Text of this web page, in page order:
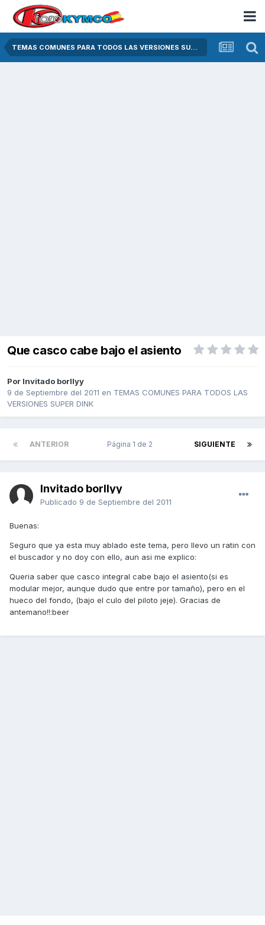
TEMAS COMUNES PARA TODOS LAS VERSIONES SUPER DINK
Que casco cabe bajo el asiento
Por Invitado borllyy
9 de Septiembre del 2011 en TEMAS COMUNES PARA TODOS LAS
VERSIONES SUPER DINK
ANTERIOR SIGUIENTE
Página 1 de 2
Invitado borllyy
Publicado 9 de Septiembre del 2011
Buenas:
Seguro que ya esta muy ablado este tema, pero llevo un ratin con
el buscador y no doy con ello, aun asi me explico:
Queria saber que casco integral cabe bajo el asiento(si es
modular mejor, aunque dudo que entre por tamaño), pero en el
hueco del fondo, (bajo el culo del piloto jeje). Gracias de
antemano!!:beer